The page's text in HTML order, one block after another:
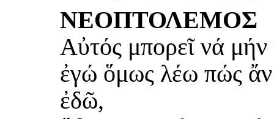
ΝΕΟΠΤΟΛΕΜΟΣ
Αὐτός μπορεῖ νά μήν
ἐγώ ὅμως λέω πώς ἄν
ἐδῶ,